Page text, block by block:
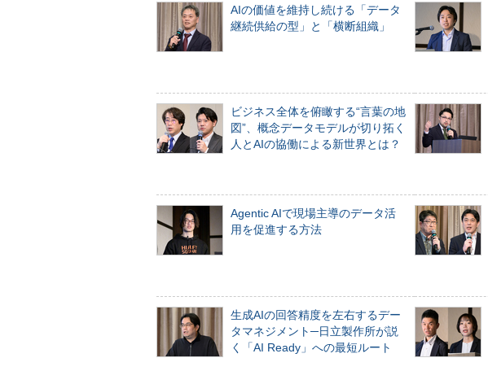
AIの価値を維持し続ける「データ
継続供給の型」と「横断組織」
ビジネス全体を俯瞰する“言葉の地
図”、概念データモデルが切り拓く
人とAIの協働による新世界とは？
Agentic AIで現場主導のデータ活
用を促進する方法
生成AIの回答精度を左右するデー
タマネジメント─日立製作所が説
く「AI Ready」への最短ルート